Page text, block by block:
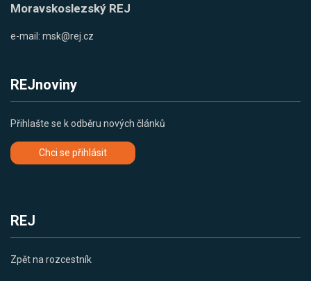
Moravskoslezský REJ
e-mail: msk@rej.cz
REJnoviny
Přihlašte se k odběru nových článků
Chci se přihlásit
REJ
Zpět na rozcestník